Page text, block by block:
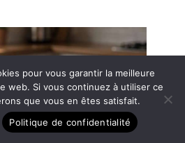
pour vous garantir la meilleure
web. Si vous continuez à utiliser ce
que vous en êtes satisfait.
Politique de confidentialité